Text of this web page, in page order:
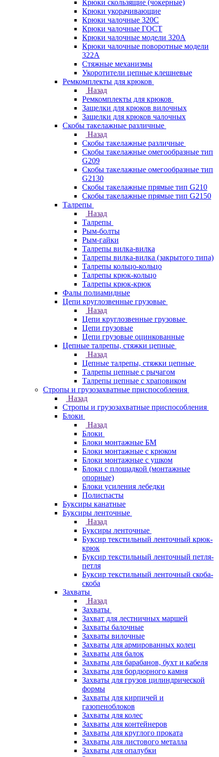
Крюки скользящие (чокерные)
Крюки укорачивающие
Крюки чалочные 320C
Крюки чалочные ГОСТ
Крюки чалочные модели 320А
Крюки чалочные поворотные модели
322А
Стяжные механизмы
Укоротители цепные клешневые
Ремкомплекты для крюков
Назад
Ремкомплекты для крюков
Защелки для крюков вилочных
Защелки для крюков чалочных
Скобы такелажные различные
Назад
Скобы такелажные различные
Скобы такелажные омегообразные тип
G209
Скобы такелажные омегообразные тип
G2130
Скобы такелажные прямые тип G210
Скобы такелажные прямые тип G2150
Талрепы
Назад
Талрепы
Рым-болты
Рым-гайки
Талрепы вилка-вилка
Талрепы вилка-вилка (закрытого типа)
Талрепы кольцо-кольцо
Талрепы крюк-кольцо
Талрепы крюк-крюк
Фалы полиамидные
Цепи круглозвенные грузовые
Назад
Цепи круглозвенные грузовые
Цепи грузовые
Цепи грузовые оцинкованные
Цепные талрепы, стяжки цепные
Назад
Цепные талрепы, стяжки цепные
Талрепы цепные с рычагом
Талрепы цепные с храповиком
Стропы и грузозахватные приспособления
Назад
Стропы и грузозахватные приспособления
Блоки
Назад
Блоки
Блоки монтажные БМ
Блоки монтажные с крюком
Блоки монтажные с ушком
Блоки с площадкой (монтажные
опорные)
Блоки усиления лебедки
Полиспасты
Буксиры канатные
Буксиры ленточные
Назад
Буксиры ленточные
Буксир текстильный ленточный крюк-
крюк
Буксир текстильный ленточный петля-
петля
Буксир текстильный ленточный скоба-
скоба
Захваты
Назад
Захваты
Захват для лестничных маршей
Захваты балочные
Захваты вилочные
Захваты для армированных колец
Захваты для балок
Захваты для барабанов, бухт и кабеля
Захваты для бордюрного камня
Захваты для грузов цилиндрической
формы
Захваты для кирпичей и
газопеноблоков
Захваты для колес
Захваты для контейнеров
Захваты для круглого проката
Захваты для листового металла
Захваты для опалубки